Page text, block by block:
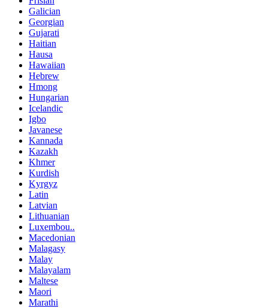
Galician
Georgian
Gujarati
Haitian
Hausa
Hawaiian
Hebrew
Hmong
Hungarian
Icelandic
Igbo
Javanese
Kannada
Kazakh
Khmer
Kurdish
Kyrgyz
Latin
Latvian
Lithuanian
Luxembou..
Macedonian
Malagasy
Malay
Malayalam
Maltese
Maori
Marathi